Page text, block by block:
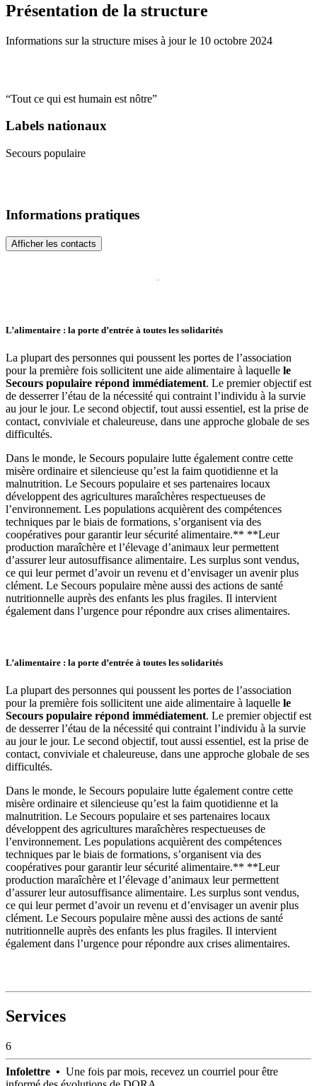
Présentation de la structure
Informations sur la structure mises à jour le 10 octobre 2024
“Tout ce qui est humain est nôtre”
Labels nationaux
Secours populaire
L’alimentaire : la porte d’entrée à toutes les solidarités
La plupart des personnes qui poussent les portes de l’association
pour la première fois sollicitent une aide alimentaire à laquelle le
Secours populaire répond immédiatement. Le premier objectif est
de desserrer l’étau de la nécessité qui contraint l’individu à la survie
au jour le jour. Le second objectif, tout aussi essentiel, est la prise de
contact, conviviale et chaleureuse, dans une approche globale de ses
difficultés.
Dans le monde, le Secours populaire lutte également contre cette
misère ordinaire et silencieuse qu’est la faim quotidienne et la
malnutrition. Le Secours populaire et ses partenaires locaux
développent des agricultures maraîchères respectueuses de
l’environnement. Les populations acquièrent des compétences
techniques par le biais de formations, s’organisent via des
coopératives pour garantir leur sécurité alimentaire.** **Leur
production maraîchère et l’élevage d’animaux leur permettent
d’assurer leur autosuffisance alimentaire. Les surplus sont vendus,
ce qui leur permet d’avoir un revenu et d’envisager un avenir plus
clément. Le Secours populaire mène aussi des actions de santé
nutritionnelle auprès des enfants les plus fragiles. Il intervient
également dans l’urgence pour répondre aux crises alimentaires.
L’alimentaire : la porte d’entrée à toutes les solidarités
La plupart des personnes qui poussent les portes de l’association
pour la première fois sollicitent une aide alimentaire à laquelle le
Secours populaire répond immédiatement. Le premier objectif est
de desserrer l’étau de la nécessité qui contraint l’individu à la survie
au jour le jour. Le second objectif, tout aussi essentiel, est la prise de
contact, conviviale et chaleureuse, dans une approche globale de ses
difficultés.
Dans le monde, le Secours populaire lutte également contre cette
misère ordinaire et silencieuse qu’est la faim quotidienne et la
malnutrition. Le Secours populaire et ses partenaires locaux
développent des agricultures maraîchères respectueuses de
l’environnement. Les populations acquièrent des compétences
techniques par le biais de formations, s’organisent via des
coopératives pour garantir leur sécurité alimentaire.** **Leur
production maraîchère et l’élevage d’animaux leur permettent
d’assurer leur autosuffisance alimentaire. Les surplus sont vendus,
ce qui leur permet d’avoir un revenu et d’envisager un avenir plus
clément. Le Secours populaire mène aussi des actions de santé
nutritionnelle auprès des enfants les plus fragiles. Il intervient
également dans l’urgence pour répondre aux crises alimentaires.
Informations pratiques
Afficher les contacts
Services
6
Infolettre • Une fois par mois, recevez un courriel pour être